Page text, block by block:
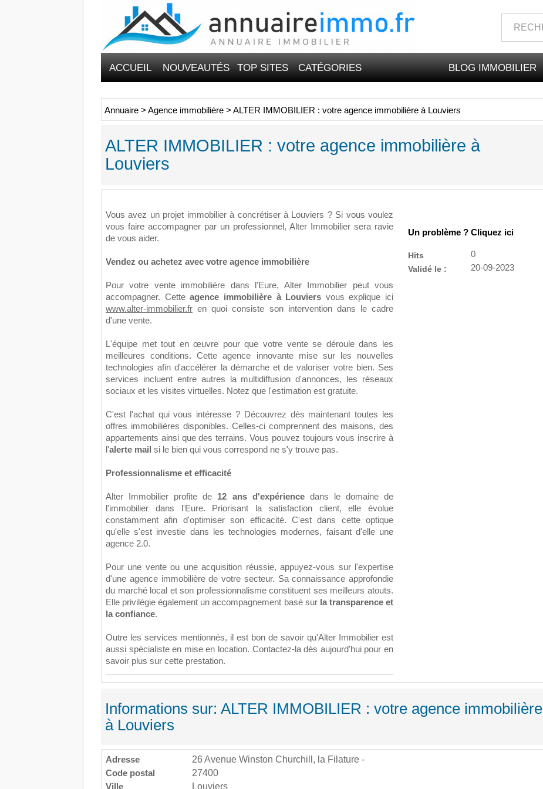
ACCUEIL NOUVEAUTÉS TOP SITES CATÉGORIES BLOG IMMOBILIER
Annuaire > Agence immobilière > ALTER IMMOBILIER : votre agence immobilière à Louviers
ALTER IMMOBILIER : votre agence immobilière à
Louviers
Vous avez un projet immobilier à concrétiser à Louviers ? Si vous voulez
vous faire accompagner par un professionnel, Alter Immobilier sera ravie
de vous aider.
Vendez ou achetez avec votre agence immobilière
Pour votre vente immobilière dans l'Eure, Alter Immobilier peut vous
accompagner. Cetteagence immobilière à Louviers vous explique ici
www.alter-immobilier.fr en quoi consiste son intervention dans le cadre
d'une vente.
L'équipe met tout en œuvre pour que votre vente se déroule dans les
meilleures conditions. Cette agence innovante mise sur les nouvelles
technologies afin d'accélérer la démarche et de valoriser votre bien. Ses
services incluent entre autres la multidiffusion d'annonces, les réseaux
sociaux et les visites virtuelles. Notez que l'estimation est gratuite.
C'est l'achat qui vous intéresse ? Découvrez dès maintenant toutes les
offres immobilières disponibles. Celles-ci comprennent des maisons, des
appartements ainsi que des terrains. Vous pouvez toujours vous inscrire à
l'alerte mail si le bien qui vous correspond ne s'y trouve pas.
Professionnalisme et efficacité
Alter Immobilier profite de 12 ans d'expérience dans le domaine de
l'immobilier dans l'Eure. Priorisant la satisfaction client, elle évolue
constamment afin d'optimiser son efficacité. C'est dans cette optique
qu'elle s'est investie dans les technologies modernes, faisant d'elle une
agence 2.0.
Pour une vente ou une acquisition réussie, appuyez-vous sur l'expertise
d'une agence immobilière de votre secteur. Sa connaissance approfondie
du marché local et son professionnalisme constituent ses meilleurs atouts.
Elle privilégie également un accompagnement basé sur la transparence et
la confiance.
Outre les services mentionnés, il est bon de savoir qu'Alter Immobilier est
aussi spécialiste en mise en location. Contactez-la dès aujourd'hui pour en
savoir plus sur cette prestation.
Un problème ? Cliquez ici
Hits
0
Validé le :
20-09-2023
Informations sur: ALTER IMMOBILIER : votre agence immobilière
à Louviers
Adresse
26 Avenue Winston Churchill, la Filature -
Code postal
27400
Ville
Louviers